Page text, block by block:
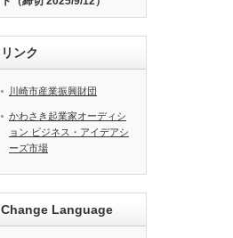
リンク
川崎市産業振興財団
かわさき起業家オーディシ
ョン ビジネス・アイデアシ
ーズ市場
Change Language